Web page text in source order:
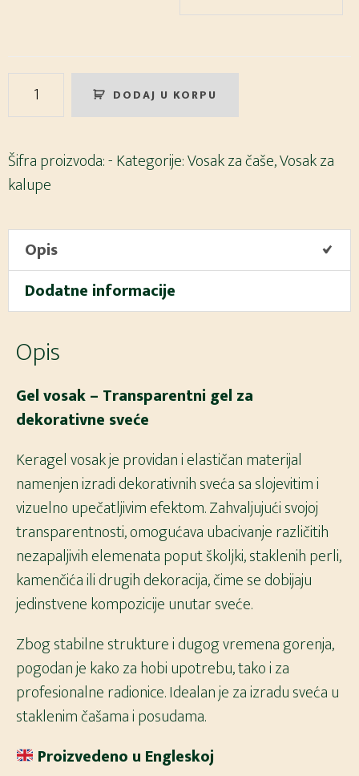
vosak
količina
DODAJ U KORPU
Šifra proizvoda:-Kategorije:Vosak za čaše,Vosak za
kalupe
Opis
Dodatne informacije
Opis
Gel vosak – Transparentni gel za
dekorativne sveće
Keragel vosak je providan i elastičan materijal
namenjen izradi dekorativnih sveća sa slojevitim i
vizuelno upečatljivim efektom. Zahvaljujući svojoj
transparentnosti, omogućava ubacivanje različitih
nezapaljivih elemenata poput školjki, staklenih perli,
kamenčića ili drugih dekoracija, čime se dobijaju
jedinstvene kompozicije unutar sveće.
Zbog stabilne strukture i dugog vremena gorenja,
pogodan je kako za hobi upotrebu, tako i za
profesionalne radionice. Idealan je za izradu sveća u
staklenim čašama i posudama.
Proizvedeno u Engleskoj